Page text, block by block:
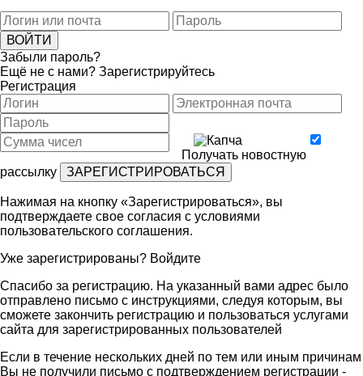
Забыли пароль?
Ещё не с нами? Зарегистрируйтесь
Регистрация
Получать новостную
рассылку
Нажимая на кнопку «Зарегистрироваться», вы
подтверждаете свое согласия с условиями
пользовательского соглашения.
Уже зарегистрированы? Войдите
Спасибо за регистрацию. На указанный вами адрес было
отправлено письмо с инструкциями, следуя которым, вы
сможете закончить регистрацию и пользоваться услугами
сайта для зарегистрированных пользователей
Если в течение нескольких дней по тем или иным причинам
Вы не получили письмо с подтверждением регистрации -